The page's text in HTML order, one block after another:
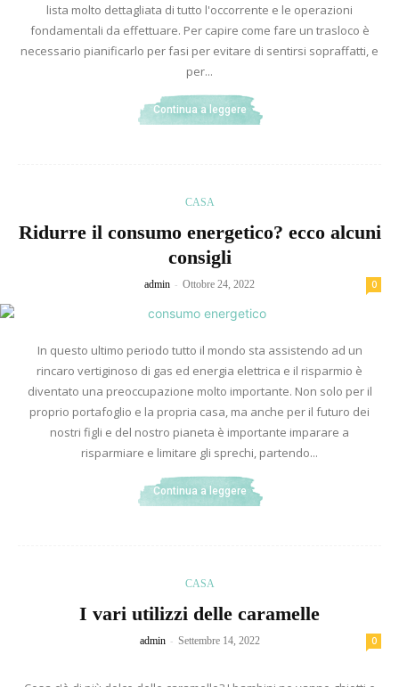
lista molto dettagliata di tutto l'occorrente e le operazioni
fondamentali da effettuare. Per capire come fare un trasloco è
necessario pianificarlo per fasi per evitare di sentirsi sopraffatti, e
per...
Continua a leggere
CASA
Ridurre il consumo energetico? ecco alcuni
consigli
admin - Ottobre 24, 2022 0
In questo ultimo periodo tutto il mondo sta assistendo ad un
rincaro vertiginoso di gas ed energia elettrica e il risparmio è
diventato una preoccupazione molto importante. Non solo per il
proprio portafoglio e la propria casa, ma anche per il futuro dei
nostri figli e del nostro pianeta è importante imparare a
risparmiare e limitare gli sprechi, partendo...
Continua a leggere
CASA
I vari utilizzi delle caramelle
admin - Settembre 14, 2022 0